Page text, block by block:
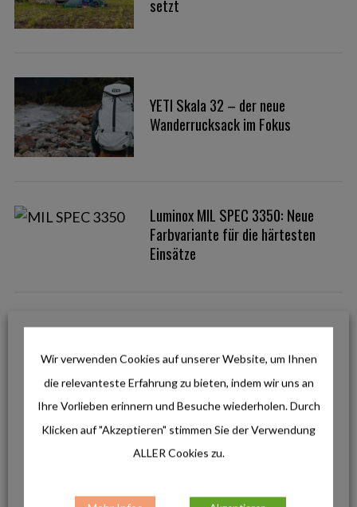
setzt
YETI Skala 32 – der neue
Wanderrucksack im Fokus
Luminox MIL SPEC 3350: Neue
Farbvariante für die härtesten
Einsätze
Suunto Kopfhörer Spark mit
Norrøna Ambassador für Hiking
gesucht: So wirst du das neue
Gesicht der Marke
r
c
Wir verwenden Cookies auf unserer Website, um Ihnen
die relevanteste Erfahrung zu bieten, indem wir uns an
Ihre Vorlieben erinnern und Besuche wiederholen. Durch
Klicken auf "Akzeptieren" stimmen Sie der Verwendung
ALLER Cookies zu.